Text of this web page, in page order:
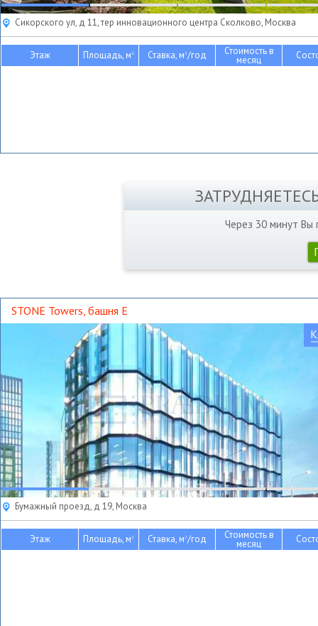
Сикорского ул, д 11, тер инновационного центра Сколково, Москва
Этаж Площадь, м2 Ставка, м2/год Стоимость в
месяц
Через 30 минут Вы
STONE Towers, башня Е
Бумажный проезд, д 19, Москва
Этаж Площадь, м2 Ставка, м2/год Стоимость в
месяц